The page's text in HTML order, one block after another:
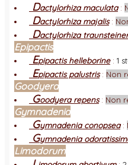
Dactylorhiza maculata:
Dactylorhiza majalis:
Dactylorhiza
Epipactis
Epipactis helleborine: 1
Epipactis palustris: Non
Goodyera
Goodyera repens: Non
Gymnadenia
Gymnadenia conopsea:
Gymnadenia
Limodorum